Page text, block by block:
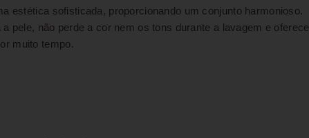
estética sofisticada, proporcionando um conjunto harmonioso.
pele, não perde a cor nem os tons durante a lavagem e oferece
muito tempo.